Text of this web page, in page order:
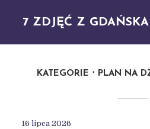
7 ZDJĘĆ Z GDAŃSKA
KATEGORIE PLAN NA
16 lipca 2026